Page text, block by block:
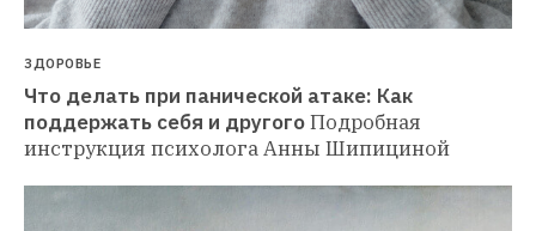
ЗДОРОВЬЕ
Что делать при панической атаке: Как
поддержать себя и другогоПодробная
инструкция психолога Анны Шипициной